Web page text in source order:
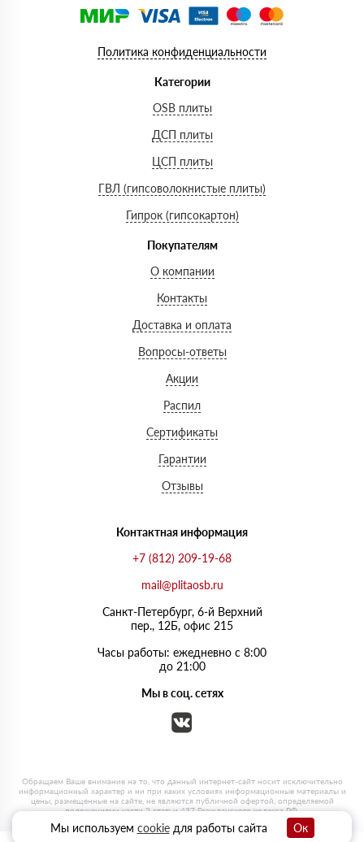
Политика конфиденциальности
Категории
OSB плиты
ДСП плиты
ЦСП плиты
ГВЛ (гипсоволокнистые плиты)
Гипрок (гипсокартон)
Покупателям
О компании
Контакты
Доставка и оплата
Вопросы-ответы
Акции
Распил
Сертификаты
Гарантии
Отзывы
Контактная информация
+7 (812) 209-19-68
mail@plitaosb.ru
Санкт-Петербург, 6-й Верхний
пер., 12Б, офис 215
Часы работы: ежедневно с 8:00
до 21:00
Мы в соц. сетях
Мы используем cookieдля работы сайта Ок